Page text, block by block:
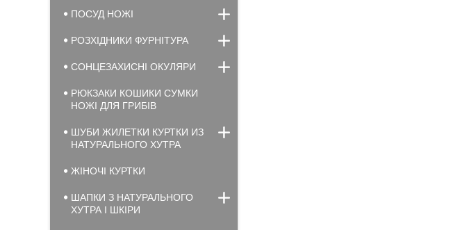
ПОСУД НОЖІ
РОЗХІДНИКИ ФУРНІТУРА
СОНЦЕЗАХИСНІ ОКУЛЯРИ
РЮКЗАКИ КОШИКИ СУМКИ
НОЖІ ДЛЯ ГРИБІВ
ШУБИ ЖИЛЕТКИ КУРТКИ ИЗ
НАТУРАЛЬНОГО ХУТРА
ЖІНОЧІ КУРТКИ
ШАПКИ З НАТУРАЛЬНОГО
ХУТРА І ШКІРИ